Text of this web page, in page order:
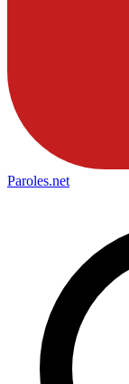
Paroles.net